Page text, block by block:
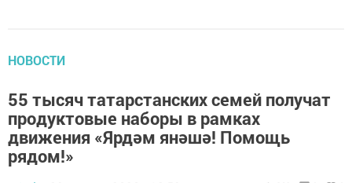
НОВОСТИ
55 тысяч татарстанских семей получат
продуктовые наборы в рамках
движения «Ярдәм янәшә! Помощь
рядом!»